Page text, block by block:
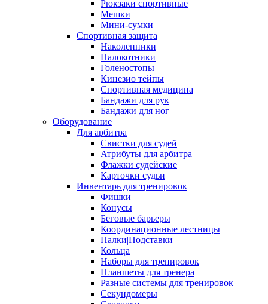
Рюкзаки спортивные
Мешки
Мини-сумки
Спортивная защита
Наколенники
Налокотники
Голеностопы
Кинезио тейпы
Спортивная медицина
Бандажи для рук
Бандажи для ног
Оборудование
Для арбитра
Свистки для судей
Атрибуты для арбитра
Флажки судейские
Карточки судьи
Инвентарь для тренировок
Фишки
Конусы
Беговые барьеры
Координационные лестницы
Палки|Подставки
Кольца
Наборы для тренировок
Планшеты для тренера
Разные системы для тренировок
Секундомеры